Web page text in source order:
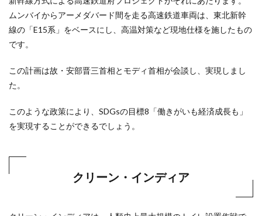
ムンバイからアーメダバード間を走る高速鉄道車両は、東北新幹
線の「E15系」をベースにし、高温対策など現地仕様を施したもの
です。
この計画は故・安部晋三首相とモディ首相が会談し、実現しまし
た。
このような政策により、SDGsの目標8「働きがいも経済成長も」
を実現することができるでしょう。
クリーン・インディア